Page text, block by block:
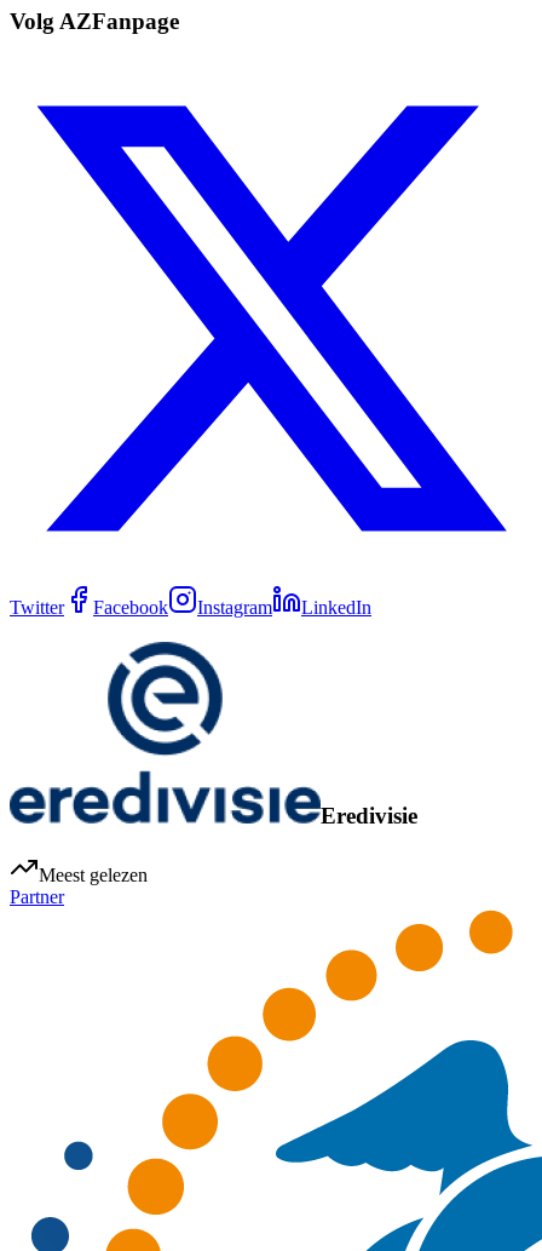
Volg AZFanpage
Twitter Facebook Instagram LinkedIn
Eredivisie
Meest gelezen
Partner